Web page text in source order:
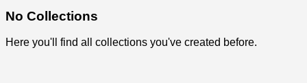
No Collections
Here you'll find all collections you've created before.